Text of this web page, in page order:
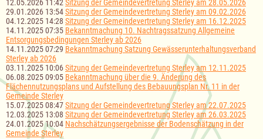
12.05.2026 11:42 Sitzung der Gemeindevertretung Sterley am 28.05.2026
29.01.2026 13:54Sitzung der Gemeindevertretung Sterley am 09.02.2026
04.12.2025 14:28 Sitzung der Gemeindevertretung Sterley am 16.12.2025
14.11.2025 07:35 Bekanntmachung 10. Nachtragssatzung Allgemeine
Entsorgungsbedingungen Sterley ab 2026
14.11.2025 07:29 Bekanntmachung Satzung Gewässerunterhaltungsverband
Sterley ab 2026
03.11.2025 10:06Sitzung der Gemeindevertretung Sterley am 12.11.2025
06.08.2025 09:05 Bekanntmachung über die 9. Änderung des
Flächennutzungsplans und Aufstellung des Bebauungsplan Nr. 11 in der
Gemeinde Sterley
15.07.2025 08:47Sitzung der Gemeindevertretung Sterley am 22.07.2025
12.03.2025 13:08 Sitzung der Gemeindevertretung Sterley am 26.03.2025
24.01.2025 10:04 Nachschätzungsergebnisse der Bodenschätzung in der
Gemeinde Sterley